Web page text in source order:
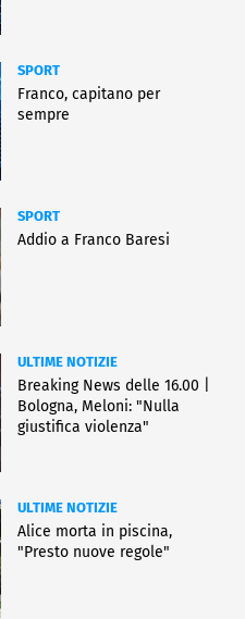
SPORT
Franco, capitano per
sempre
SPORT
Addio a Franco Baresi
ULTIME NOTIZIE
Breaking News delle 16.00 |
Bologna, Meloni: "Nulla
giustifica violenza"
ULTIME NOTIZIE
Alice morta in piscina,
"Presto nuove regole"